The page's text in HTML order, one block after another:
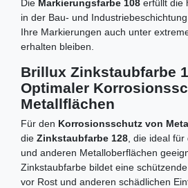
Die Markierungsfarbe 108 erfüllt die
in der Bau- und
Ihre Markierungen auch unter
erhalten bleiben.
Brillux Zinkstaubfarbe
Optimaler
Metallflächen
Für den Korrosionsschutz von
die Zinkstaubfarbe 128 , die ideal
und anderen Metalloberflächen
Zinkstaubfarbe bildet eine
vor Rost und anderen schädlichen